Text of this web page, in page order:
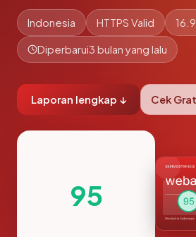
Indonesia HTTPS Valid
Diperbarui3 bulan yang lalu
Laporan lengkap ↓ Cek
95